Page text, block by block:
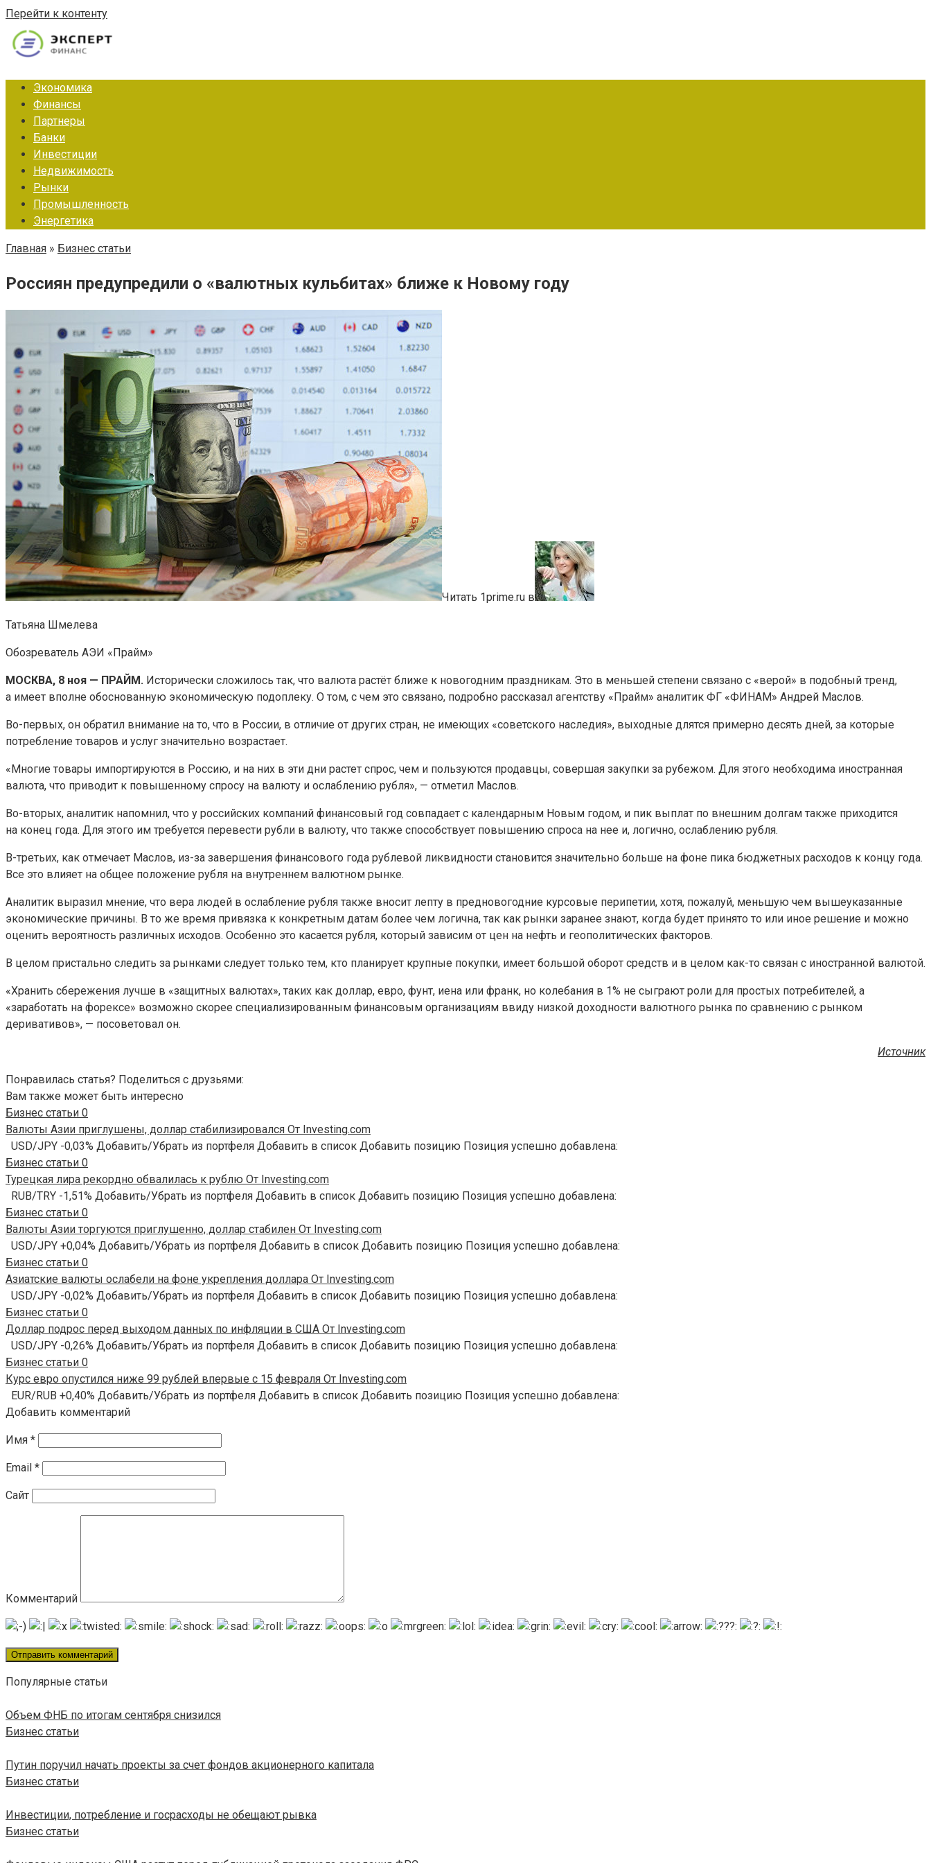
Перейти к контенту
Экономика
Финансы
Партнеры
Банки
Инвестиции
Недвижимость
Рынки
Промышленность
Энергетика
Главная » Бизнес статьи
Россиян предупредили о «валютных кульбитах» ближе к Новому году
Читать 1prime.ru в
Татьяна Шмелева
Обозреватель АЭИ «Прайм»
МОСКВА, 8 ноя — ПРАЙМ. Исторически сложилось так, что валюта растёт ближе к новогодним праздникам. Это в меньшей степени связано с «верой» в подобный тренд,
а имеет вполне обоснованную экономическую подоплеку. О том, с чем это связано, подробно рассказал агентству «Прайм» аналитик ФГ «ФИНАМ» Андрей Маслов.
Во-первых, он обратил внимание на то, что в России, в отличие от других стран, не имеющих «советского наследия», выходные длятся примерно десять дней, за которые
потребление товаров и услуг значительно возрастает.
«Многие товары импортируются в Россию, и на них в эти дни растет спрос, чем и пользуются продавцы, совершая закупки за рубежом. Для этого необходима иностранная
валюта, что приводит к повышенному спросу на валюту и ослаблению рубля», — отметил Маслов.
Во-вторых, аналитик напомнил, что у российских компаний финансовый год совпадает с календарным Новым годом, и пик выплат по внешним долгам также приходится
на конец года. Для этого им требуется перевести рубли в валюту, что также способствует повышению спроса на нее и, логично, ослаблению рубля.
В-третьих, как отмечает Маслов, из-за завершения финансового года рублевой ликвидности становится значительно больше на фоне пика бюджетных расходов к концу года.
Все это влияет на общее положение рубля на внутреннем валютном рынке.
Аналитик выразил мнение, что вера людей в ослабление рубля также вносит лепту в предновогодние курсовые перипетии, хотя, пожалуй, меньшую чем вышеуказанные
экономические причины. В то же время привязка к конкретным датам более чем логична, так как рынки заранее знают, когда будет принято то или иное решение и можно
оценить вероятность различных исходов. Особенно это касается рубля, который зависим от цен на нефть и геополитических факторов.
В целом пристально следить за рынками следует только тем, кто планирует крупные покупки, имеет большой оборот средств и в целом как-то связан с иностранной валютой.
«Хранить сбережения лучше в «защитных валютах», таких как доллар, евро, фунт, иена или франк, но колебания в 1% не сыграют роли для простых потребителей, а
«заработать на форексе» возможно скорее специализированным финансовым организациям ввиду низкой доходности валютного рынка по сравнению с рынком
деривативов», — посоветовал он.
Источник
Понравилась статья? Поделиться с друзьями:
Вам также может быть интересно
Бизнес статьи 0
Валюты Азии приглушены, доллар стабилизировался От Investing.com
USD/JPY -0,03% Добавить/Убрать из портфеля Добавить в список Добавить позицию Позиция успешно добавлена:
Бизнес статьи 0
Турецкая лира рекордно обвалилась к рублю От Investing.com
RUB/TRY -1,51% Добавить/Убрать из портфеля Добавить в список Добавить позицию Позиция успешно добавлена:
Бизнес статьи 0
Валюты Азии торгуются приглушенно, доллар стабилен От Investing.com
USD/JPY +0,04% Добавить/Убрать из портфеля Добавить в список Добавить позицию Позиция успешно добавлена:
Бизнес статьи 0
Азиатские валюты ослабели на фоне укрепления доллара От Investing.com
USD/JPY -0,02% Добавить/Убрать из портфеля Добавить в список Добавить позицию Позиция успешно добавлена:
Бизнес статьи 0
Доллар подрос перед выходом данных по инфляции в США От Investing.com
USD/JPY -0,26% Добавить/Убрать из портфеля Добавить в список Добавить позицию Позиция успешно добавлена:
Бизнес статьи 0
Курс евро опустился ниже 99 рублей впервые с 15 февраля От Investing.com
EUR/RUB +0,40% Добавить/Убрать из портфеля Добавить в список Добавить позицию Позиция успешно добавлена:
Добавить комментарий
Имя *
Email *
Сайт
Комментарий
Популярные статьи
Объем ФНБ по итогам сентября снизился
Бизнес статьи
Путин поручил начать проекты за счет фондов акционерного капитала
Бизнес статьи
Инвестиции, потребление и госрасходы не обещают рывка
Бизнес статьи